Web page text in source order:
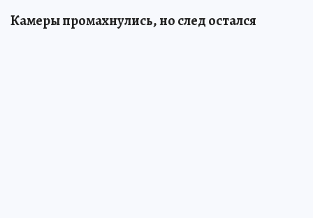
Камеры промахнулись, но след остался